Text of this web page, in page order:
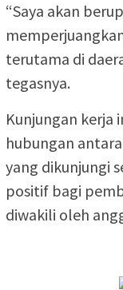
“Saya akan
terutama di
tegasnya.
Kunjungan
hubungan
yang dikunjungi
positif bagi
diwakili oleh